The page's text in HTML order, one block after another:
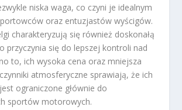
niska waga, co czyni je idealnym
oraz entuzjastów wyścigów.
charakteryzują się również doskonałą
przyczynia się do lepszej kontroli nad
to, ich wysoka cena oraz mniejsza
atmosferyczne sprawiają, że ich
ograniczone głównie do
sportów motorowych.